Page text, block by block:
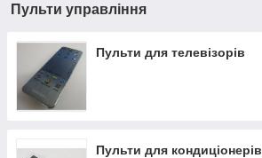
Пульти управління
Пульти для телевізорів
Пульти для кондиціонерів